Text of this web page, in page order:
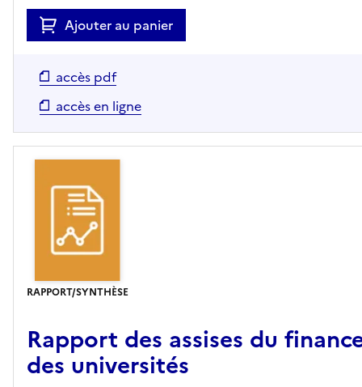
Ajouter au panier
accès pdf
accès en ligne
RAPPORT/SYNTHÈSE
Rapport des assises du
des universités